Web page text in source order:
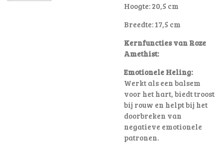
Hoogte: 20,5 cm
Breedte: 17,5 cm
Kernfuncties van Roze
Amethist:
Emotionele Heling:
Werkt als een balsem
voor het hart, biedt troost
bij rouw en helpt bij het
doorbreken van
negatieve emotionele
patronen.